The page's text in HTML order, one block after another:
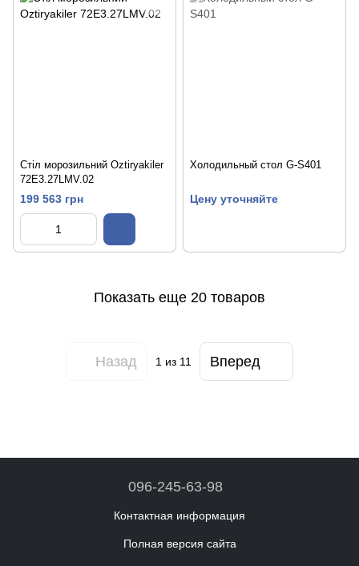
Стіл морозильний Oztiryakiler
72E3.27LMV.02
199 563 грн
Холодильный стол G-S401
Цену уточняйте
Показать еще 20 товаров
Назад 1 из 11 Вперед
096-245-63-98
Контактная информация
Полная версия сайта